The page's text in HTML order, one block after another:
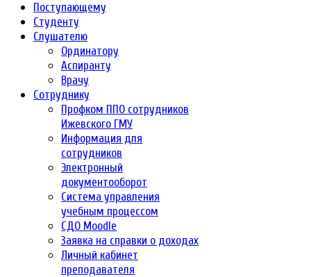
Поступающему
Студенту
Слушателю
Ординатору
Аспиранту
Врачу
Сотруднику
Профком ППО сотрудников
Ижевского ГМУ
Информация для
сотрудников
Электронный
документооборот
Система управления
учебным процессом
СДО Moodle
Заявка на справки о доходах
Личный кабинет
преподавателя